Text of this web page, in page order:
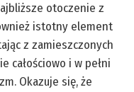
otoczenie z
istotny element
z zamieszczonych
całościowo i w pełni
Okazuje się, że